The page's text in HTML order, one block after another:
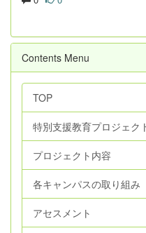
Contents Menu
TOP
特別支援教育プロジェク
プロジェクト内容
各キャンパスの取り組み
アセスメント